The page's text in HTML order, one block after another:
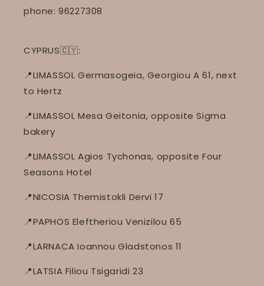
phone: 96227308
CYPRUS🇨🇾:
📍LIMASSOL Germasogeia, Georgiou A 61, next
to Hertz
📍LIMASSOL Mesa Geitonia, opposite Sigma
bakery
📍LIMASSOL Agios Tychonas, opposite Four
Seasons Hotel
📍NICOSIA Themistokli Dervi 17
📍PAPHOS Eleftheriou Venizilou 65
📍LARNACA Ioannou Gladstonos 11
📍LATSIA Filiou Tsigaridi 23